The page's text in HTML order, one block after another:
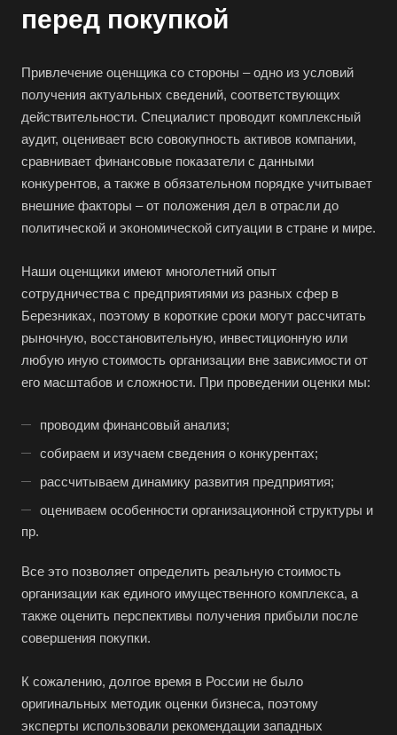
перед покупкой
Привлечение оценщика со стороны – одно из условий
получения актуальных сведений, соответствующих
действительности. Специалист проводит комплексный
аудит, оценивает всю совокупность активов компании,
сравнивает финансовые показатели с данными
конкурентов, а также в обязательном порядке учитывает
внешние факторы – от положения дел в отрасли до
политической и экономической ситуации в стране и мире.
Наши оценщики имеют многолетний опыт
сотрудничества с предприятиями из разных сфер в
Березниках, поэтому в короткие сроки могут рассчитать
рыночную, восстановительную, инвестиционную или
любую иную стоимость организации вне зависимости от
его масштабов и сложности. При проведении оценки мы:
проводим финансовый анализ;
собираем и изучаем сведения о конкурентах;
рассчитываем динамику развития предприятия;
оцениваем особенности организационной структуры и
пр.
Все это позволяет определить реальную стоимость
организации как единого имущественного комплекса, а
также оценить перспективы получения прибыли после
совершения покупки.
К сожалению, долгое время в России не было
оригинальных методик оценки бизнеса, поэтому
эксперты использовали рекомендации западных